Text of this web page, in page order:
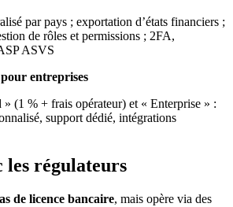
par pays ; exportation d’états financiers ;
de rôles et permissions ; 2FA,
ASVS
entreprises
» (1 % + frais opérateur) et « Enterprise » :
support dédié, intégrations
les régulateurs
de licence bancaire, mais opère via des